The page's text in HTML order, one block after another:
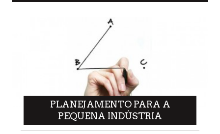
PLANEJAMENTO PARA A
PEQUENA INDÚSTRIA